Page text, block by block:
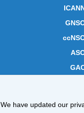
We have updated our